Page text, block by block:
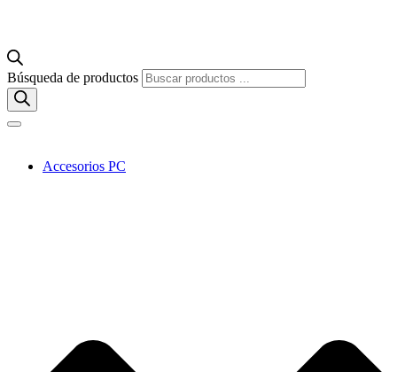
Búsqueda de productos
Accesorios PC